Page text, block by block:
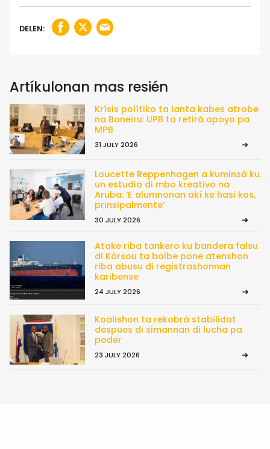
DELEN:
Artíkulonan mas resién
Krísis polítiko ta lanta kabes atrobe
na Boneiru: UPB ta retirá apoyo pa
MPB
31 JULY 2026
Loucette Reppenhagen a kuminsá ku
un estudio di mbo kreativo na
Aruba: ‘E alumnonan akí ke hasi kos,
prinsipalmente’
30 JULY 2026
Atake riba tankero ku bandera falsu
di Kòrsou ta bolbe pone atenshon
riba abusu di registrashonnan
karibense
24 JULY 2026
Koalishon ta rekobrá stabilidat
despues di simannan di lucha pa
poder
23 JULY 2026